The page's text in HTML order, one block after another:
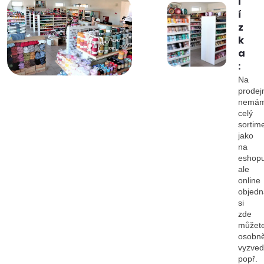
í
z
k
a
:
Na
celý
jako
na
ale
online
si
zde
popř.